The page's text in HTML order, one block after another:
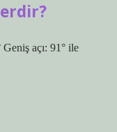
Geniş açı: 91° ile